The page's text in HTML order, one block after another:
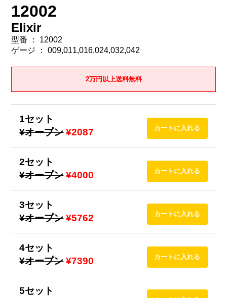
12002
Elixir
型番 ： 12002
ゲージ ： 009,011,016,024,032,042
2万円以上送料無料
1セット
¥オープン ¥2087
2セット
¥オープン ¥4000
3セット
¥オープン ¥5762
4セット
¥オープン ¥7390
5セット